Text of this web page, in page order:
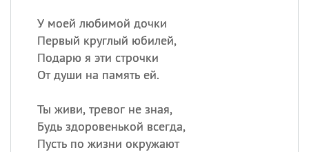
У моей любимой дочки
Первый круглый юбилей,
Подарю я эти строчки
От души на память ей.
Ты живи, тревог не зная,
Будь здоровенькой всегда,
Пусть по жизни окружают